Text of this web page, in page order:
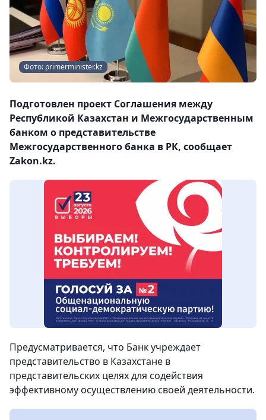
Фото: primerminister.kz
Подготовлен проект Соглашения между
Республикой Казахстан и Межгосударственным
банком о представительстве
Межгосударственного банка в РК, сообщает
Zakon.kz.
Предусматривается, что Банк учреждает
представительство в Казахстане в
представительских целях для содействия
эффективному осуществлению своей деятельности.